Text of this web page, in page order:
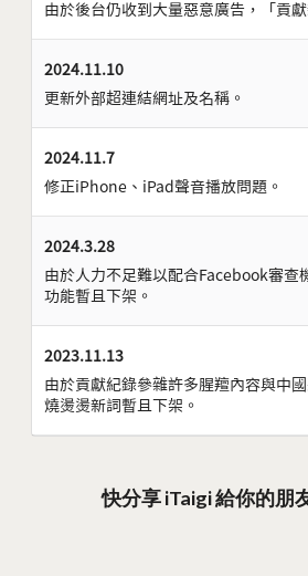
由於後台仍收到大量惡意廣告，「貢
2024.11.10
更新外部超連結網址及名稱。
2024.11.7
修正iPhone、iPad聲音播放問題。
2024.3.28
由於人力不足難以配合Facebook審查
功能暫且下架。
2023.11.13
由於貢獻紀錄參雜許多腥羶內容與中
燒燙燙新詞暫且下架。
快分享 iTaigi 給你的朋